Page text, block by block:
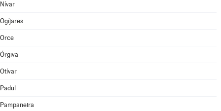
Nívar
Ogíjares
Orce
Órgiva
Otívar
Padul
Pampaneira